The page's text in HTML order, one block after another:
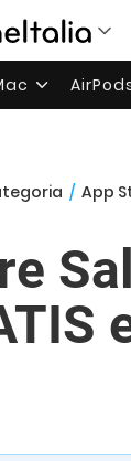
/ App